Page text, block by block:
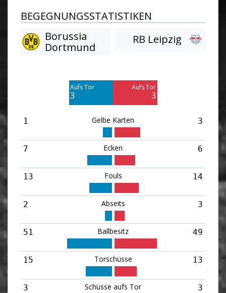
BEGEGNUNGSSTATISTIKEN
Borussia
Dortmund
RB Leipzig
Aufs Tor
3
Aufs Tor
3
1 Gelbe Karten 3
7 Ecken 6
13 Fouls 14
2 Abseits 3
51 Ballbesitz 49
15 Torschüsse 13
3 Schüsse aufs Tor 3